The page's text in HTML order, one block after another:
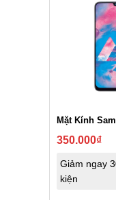
Mặt Kính
350.000₫
Giảm ngay
kiện